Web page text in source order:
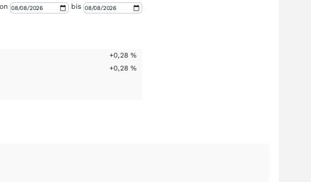
bis
+0,28 %
+0,28 %